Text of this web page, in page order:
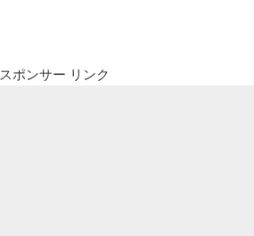
スポンサー リンク